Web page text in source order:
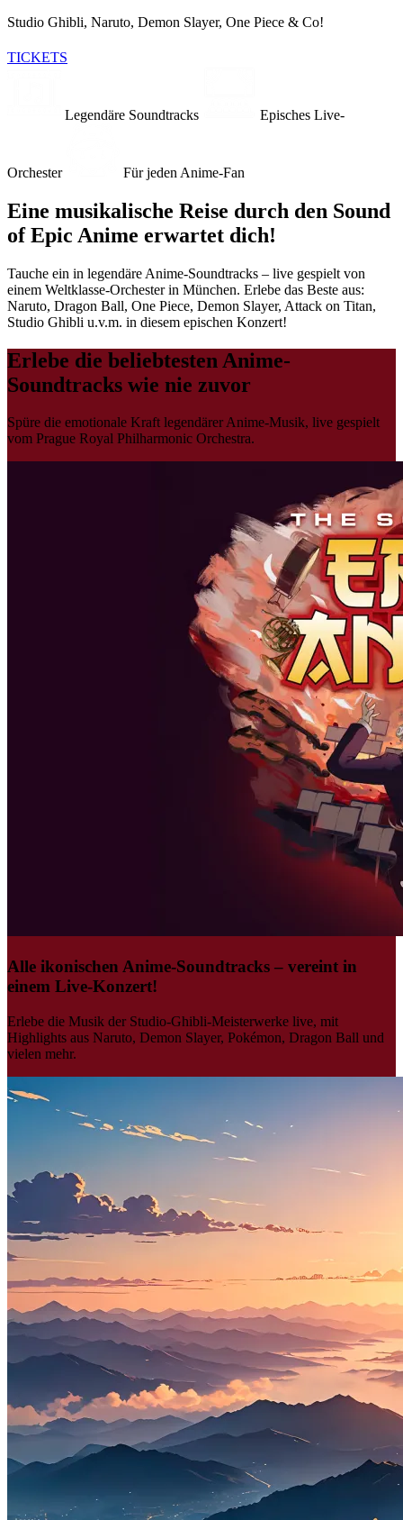
Studio Ghibli, Naruto, Demon Slayer, One Piece & Co!
TICKETS
Legendäre Soundtracks Episches Live-
Orchester Für jeden Anime-Fan
Eine musikalische Reise durch den Sound
of Epic Anime erwartet dich!
Tauche ein in legendäre Anime-Soundtracks – live gespielt von
einem Weltklasse-Orchester in München. Erlebe das Beste aus:
Naruto, Dragon Ball, One Piece, Demon Slayer, Attack on Titan,
Studio Ghibli u.v.m. in diesem epischen Konzert!
Erlebe die beliebtesten Anime-
Soundtracks wie nie zuvor
Spüre die emotionale Kraft legendärer Anime-Musik, live gespielt
vom Prague Royal Philharmonic Orchestra.
Alle ikonischen Anime-Soundtracks – vereint in
einem Live-Konzert!
Erlebe die Musik der Studio-Ghibli-Meisterwerke live, mit
Highlights aus Naruto, Demon Slayer, Pokémon, Dragon Ball und
vielen mehr.